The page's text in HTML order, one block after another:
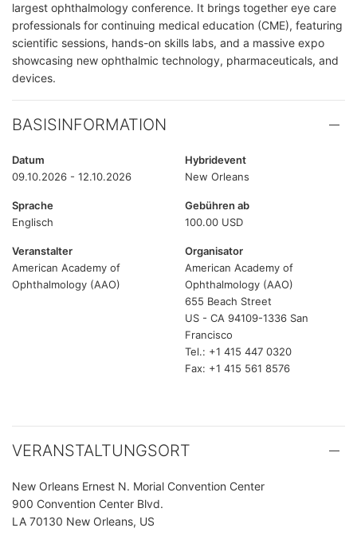
largest ophthalmology conference. It brings together eye care
professionals for continuing medical education (CME), featuring
scientific sessions, hands-on skills labs, and a massive expo
showcasing new ophthalmic technology, pharmaceuticals, and
devices.
BASISINFORMATION
Datum
09.10.2026 - 12.10.2026
Hybridevent
New Orleans
Sprache
Englisch
Gebühren ab
100.00 USD
Veranstalter
American Academy of
Ophthalmology (AAO)
Organisator
American Academy of
Ophthalmology (AAO)
655 Beach Street
US - CA 94109-1336 San
Francisco
Tel.: +1 415 447 0320
Fax: +1 415 561 8576
VERANSTALTUNGSORT
New Orleans Ernest N. Morial Convention Center
900 Convention Center Blvd.
LA 70130 New Orleans, US